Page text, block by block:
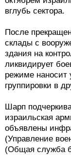
вглубь сектора.
После
склады с
здания на
ликвидирует
режиме наносит
группировки в
Шарп
израильская
объявлены
(Управление
(Общая служба